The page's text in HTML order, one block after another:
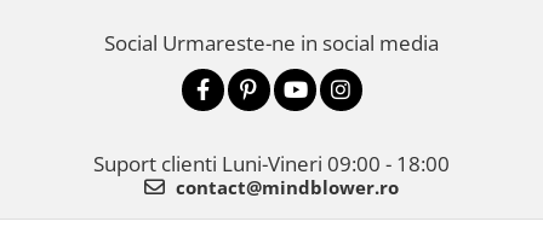
Social Urmareste-ne in social media
Suport clienti Luni-Vineri 09:00 - 18:00
contact@mindblower.ro